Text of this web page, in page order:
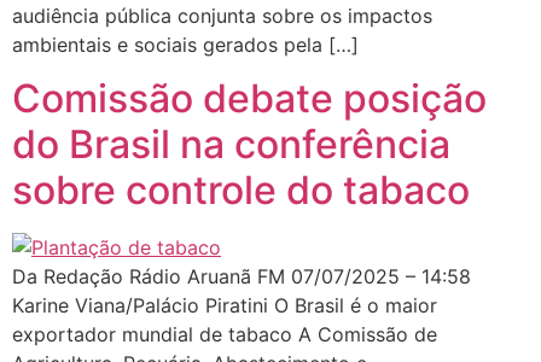
audiência pública conjunta sobre os impactos
ambientais e sociais gerados pela […]
Comissão debate posição
do Brasil na conferência
sobre controle do tabaco
Da Redação Rádio Aruanã FM 07/07/2025 – 14:58
Karine Viana/Palácio Piratini O Brasil é o maior
exportador mundial de tabaco A Comissão de